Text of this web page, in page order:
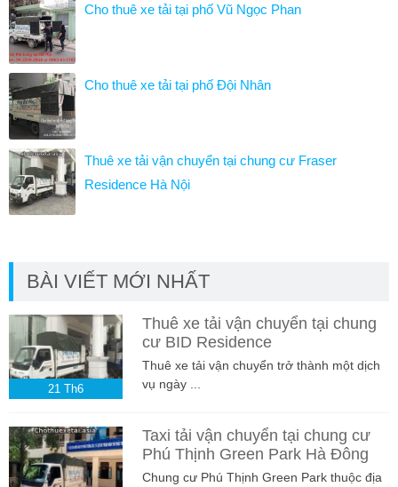
Cho thuê xe tải tại phố Vũ Ngọc Phan
Cho thuê xe tải tại phố Đội Nhân
Thuê xe tải vận chuyển tại chung cư Fraser
Residence Hà Nội
BÀI VIẾT MỚI NHẤT
21 Th6
Thuê xe tải vận chuyển tại chung
cư BID Residence
Thuê xe tải vận chuyển trở thành một dịch
vụ ngày ...
Taxi tải vận chuyển tại chung cư
Phú Thịnh Green Park Hà Đông
Chung cư Phú Thịnh Green Park thuộc địa